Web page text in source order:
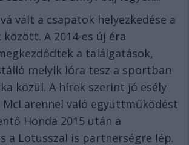
vált a csapatok helyezkedése a
A 2014-es új éra
a találgatások,
melyik lóra tesz a sportban
közül. A hírek szerint jó esély
McLarennel való együttműködést
Honda 2015 után a
a Lotusszal is partnerségre lép.